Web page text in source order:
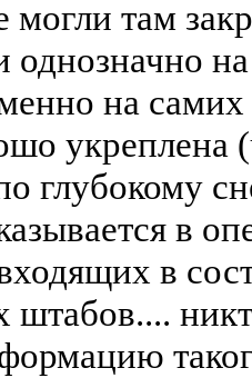
там
на самих
укреплена
глубокому
в
в